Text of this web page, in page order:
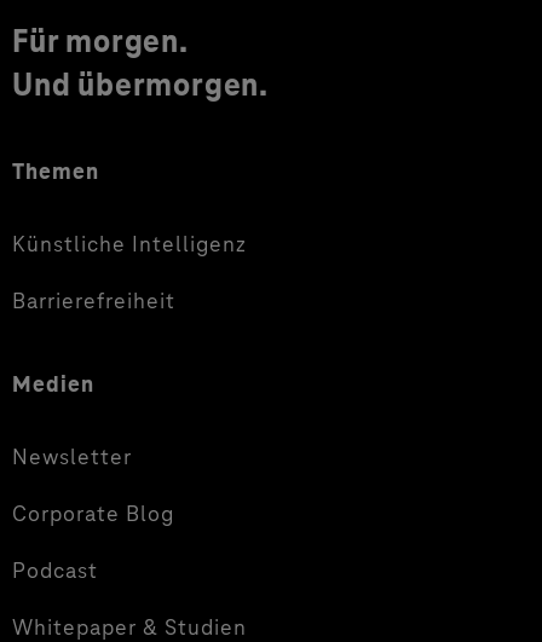
Für morgen.
Und übermorgen.
Themen
Künstliche Intelligenz
Barrierefreiheit
Medien
Newsletter
Corporate Blog
Podcast
Whitepaper & Studien